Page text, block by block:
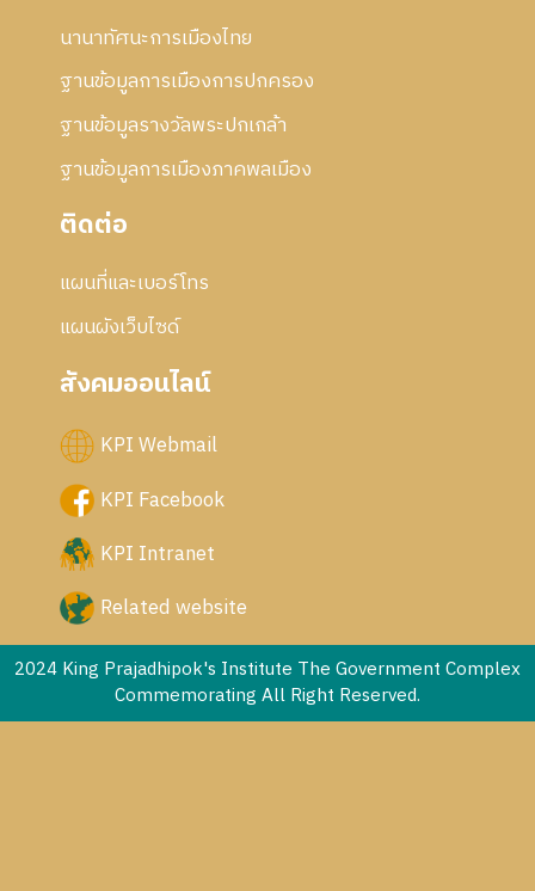
นานาทัศนะการเมืองไทย
ฐานข้อมูลการเมืองการปกครอง
ฐานข้อมูลรางวัลพระปกเกล้า
ฐานข้อมูลการเมืองภาคพลเมือง
ติดต่อ
แผนที่และเบอร์โทร
แผนผังเว็บไซด์
สังคมออนไลน์
KPI Webmail
KPI Facebook
KPI Intranet
Related website
2024 King Prajadhipok's Institute The Government Complex
Commemorating All Right Reserved.